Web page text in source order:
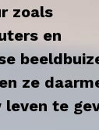
zoals
en
ze
leven te